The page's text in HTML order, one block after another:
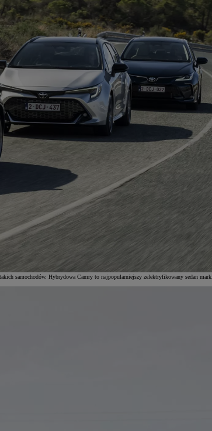
samochodów. Hybrydowa Camry to najpopularniejszy zelektryfikowany sedan